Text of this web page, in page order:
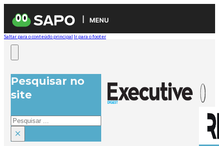
MENU
Saltar para o conteúdo principal Ir para o footer
Pesquisar no
site
Pesquisar
×